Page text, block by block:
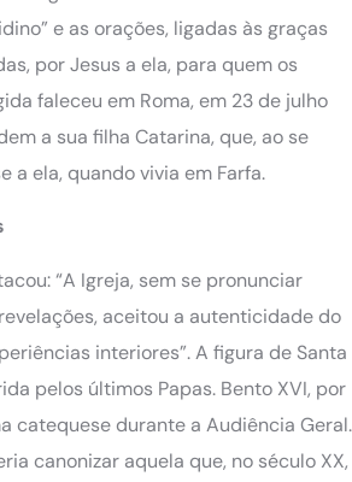
e as orações, ligadas às graças
por Jesus a ela, para quem os
faleceu em Roma, em 23 de julho
a sua filha Catarina, que, ao se
a ela, quando vivia em Farfa.
“A Igreja, sem se pronunciar
aceitou a autenticidade do
interiores”. A figura de Santa
pelos últimos Papas. Bento XVI, por
catequese durante a Audiência Geral.
canonizar aquela que, no século XX,